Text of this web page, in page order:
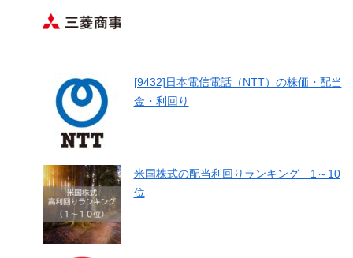
[9432]日本電信電話（NTT）の株価・配当
金・利回り
米国株式の配当利回りランキング 1～10
位